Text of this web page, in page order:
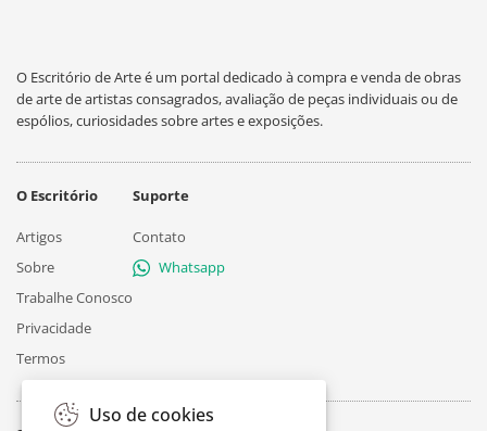
O Escritório de Arte é um portal dedicado à compra e venda de obras
de arte de artistas consagrados, avaliação de peças individuais ou de
espólios, curiosidades sobre artes e exposições.
O Escritório
Artigos
Sobre
Trabalhe Conosco
Privacidade
Termos
Suporte
Contato
Whatsapp
Uso de cookies